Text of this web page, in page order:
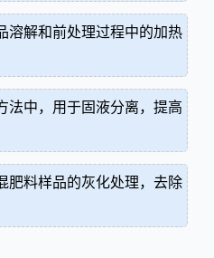
溶解和前处理过程中的加热
法中，用于固液分离，提高
肥料样品的灰化处理，去除